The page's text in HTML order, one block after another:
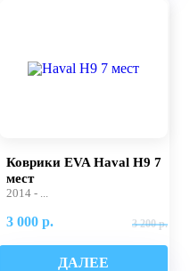
Коврики EVA Haval H9 7
мест
2014 - ...
3 000 р. 3 200 р.
ДАЛЕЕ